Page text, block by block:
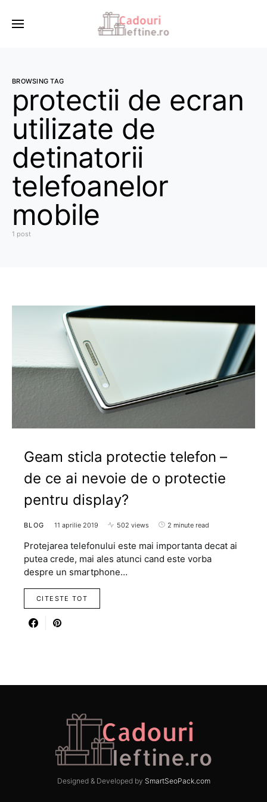
BROWSING TAG
protectii de ecran
utilizate de
detinatorii
telefoanelor
mobile
1 post
Geam sticla protectie telefon –
de ce ai nevoie de o protectie
pentru display?
BLOG 11 aprilie 2019 502 views 2 minute read
Protejarea telefonului este mai importanta decat ai
putea crede, mai ales atunci cand este vorba
despre un smartphone…
CITESTE TOT
Designed & Developed by SmartSeoPack.com